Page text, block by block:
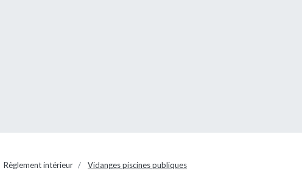
Règlement intérieur Vidanges piscines publiques